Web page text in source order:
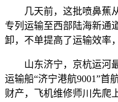
几天前，这批喷鼻蕉从
专列运输至西部陆海新通
卸，不单提高了运输效率
山东济宁，京杭运河最
运输船“济宁港航9001”首
财产，飞机维修师川先爬